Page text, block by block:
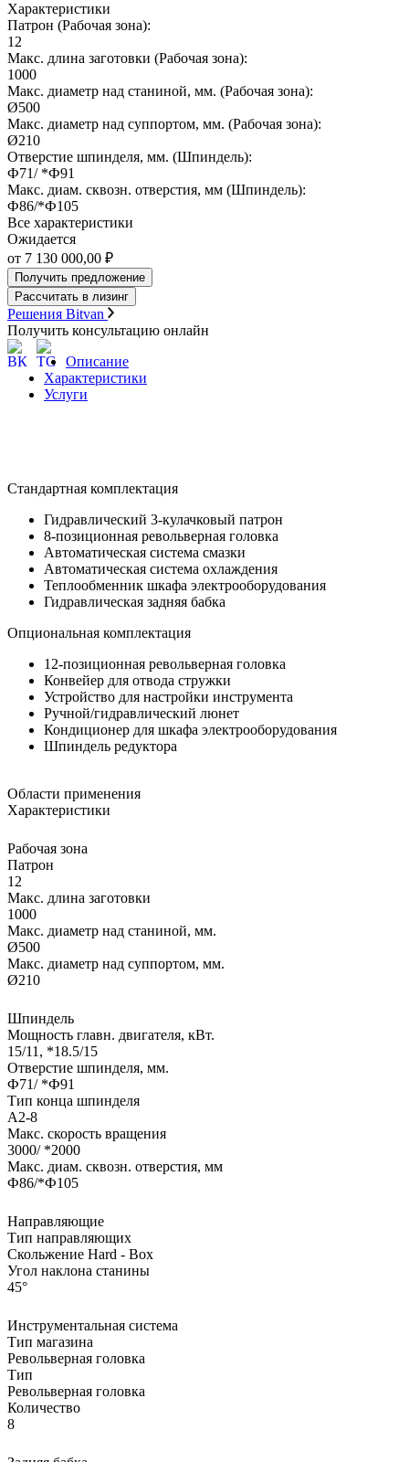
Характеристики
Патрон (Рабочая зона):
12
Макс. длина заготовки (Рабочая зона):
1000
Макс. диаметр над станиной, мм. (Рабочая зона):
Ø500
Макс. диаметр над суппортом, мм. (Рабочая зона):
Ø210
Отверстие шпинделя, мм. (Шпиндель):
Ф71/ *Ф91
Макс. диам. сквозн. отверстия, мм (Шпиндель):
Ф86/*Ф105
Все характеристики
Ожидается
от 7 130 000,00 ₽
Получить предложение
Рассчитать в лизинг
Решения Bitvan
Получить консультацию онлайн
Описание
Характеристики
Услуги
Стандартная комплектация
Гидравлический 3-кулачковый патрон
8-позиционная револьверная головка
Автоматическая система смазки
Автоматическая система охлаждения
Теплообменник шкафа электрооборудования
Гидравлическая задняя бабка
Опциональная комплектация
12-позиционная револьверная головка
Конвейер для отвода стружки
Устройство для настройки инструмента
Ручной/гидравлический люнет
Кондиционер для шкафа электрооборудования
Шпиндель редуктора
Области применения
Характеристики
Рабочая зона
Патрон
12
Макс. длина заготовки
1000
Макс. диаметр над станиной, мм.
Ø500
Макс. диаметр над суппортом, мм.
Ø210
Шпиндель
Мощность главн. двигателя, кВт.
15/11, *18.5/15
Отверстие шпинделя, мм.
Ф71/ *Ф91
Тип конца шпинделя
А2-8
Макс. скорость вращения
3000/ *2000
Макс. диам. сквозн. отверстия, мм
Ф86/*Ф105
Направляющие
Тип направляющих
Скольжение Hard - Box
Угол наклона станины
45°
Инструментальная система
Тип магазина
Револьверная головка
Тип
Револьверная головка
Количество
8